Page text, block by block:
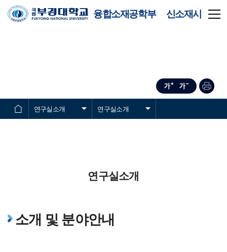
융합소재공학부 신소재시
연구실소개 연구실소개
연구실소개
소개 및 분야안내